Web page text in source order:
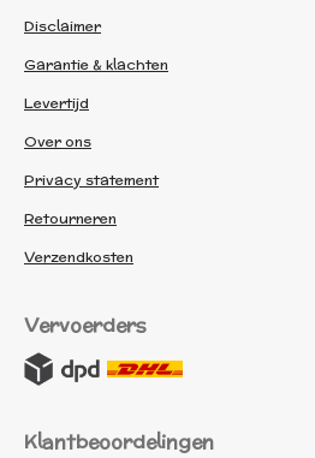
Disclaimer
Garantie & klachten
Levertijd
Over ons
Privacy statement
Retourneren
Verzendkosten
Vervoerders
Klantbeoordelingen